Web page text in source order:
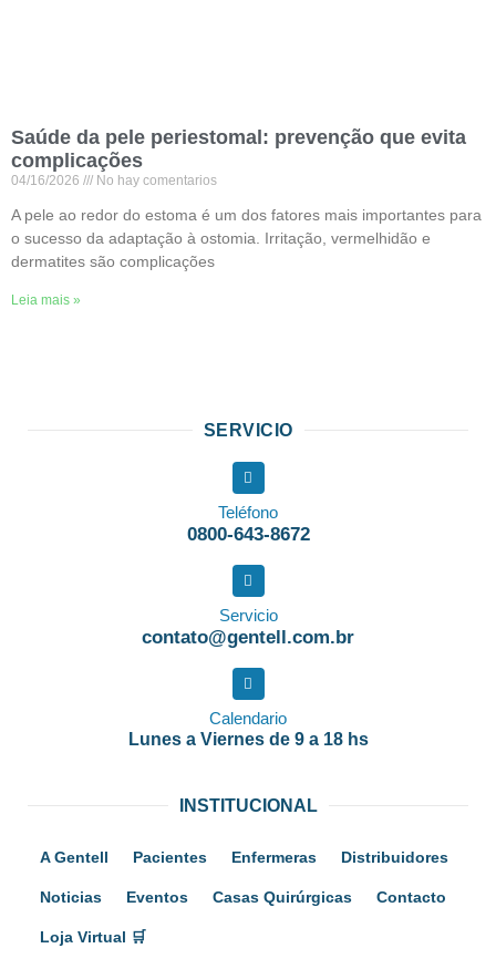
Saúde da pele periestomal: prevenção que evita
complicações
04/16/2026 No hay comentarios
A pele ao redor do estoma é um dos fatores mais importantes para
o sucesso da adaptação à ostomia. Irritação, vermelhidão e
dermatites são complicações
Leia mais »
SERVICIO
Teléfono
0800-643-8672
Servicio
contato@gentell.com.br
Calendario
Lunes a Viernes de 9 a 18 hs
INSTITUCIONAL
A Gentell Pacientes Enfermeras Distribuidores
Noticias Eventos Casas Quirúrgicas Contacto
Loja Virtual 🛒